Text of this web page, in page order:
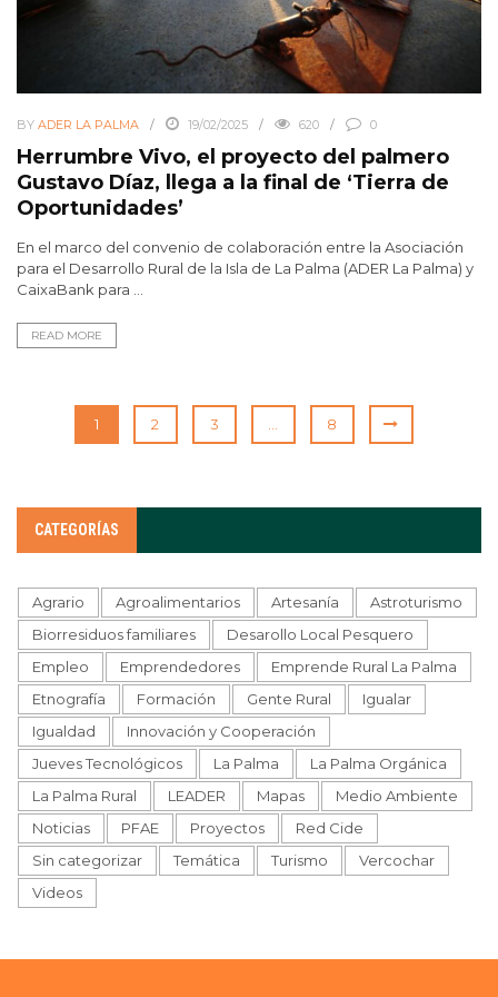
BY ADER LA PALMA 19/02/2025 620 0
Herrumbre Vivo, el proyecto del palmero
Gustavo Díaz, llega a la final de ‘Tierra de
Oportunidades’
En el marco del convenio de colaboración entre la Asociación
para el Desarrollo Rural de la Isla de La Palma (ADER La Palma) y
CaixaBank para ...
READ MORE
1 2 3 8
CATEGORÍAS
Agrario Agroalimentarios Artesanía
Astroturismo
Biorresiduos familiares
Desarollo Local Pesquero
Empleo
Emprendedores
Emprende Rural La Palma
Etnografía
Formación Gente Rural
Igualar
Igualdad
Innovación y Cooperación
Jueves Tecnológicos
La Palma
La Palma Orgánica
La Palma Rural
LEADER Mapas
Medio Ambiente
Noticias
PFAE Proyectos
Red Cide
Sin categorizar
Temática Turismo
Vercochar
Videos